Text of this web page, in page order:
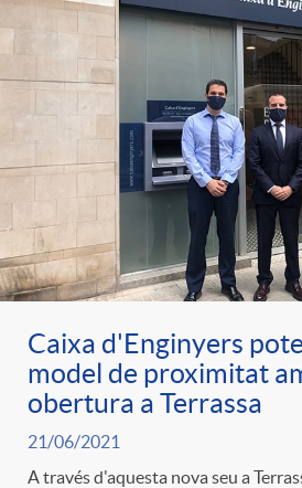
Caixa d'Enginyers
model de proximitat
obertura a Terrassa
21/06/2021
A través d'aquesta nova seu a